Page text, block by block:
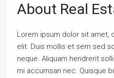
About Real
Lorem ipsum dolor sit amet,
elit. Duis mollis et sem sed
neque. Aliquam hendrerit
mi accumsan nec. Quisque